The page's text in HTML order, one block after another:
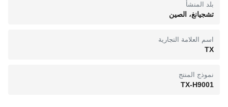
بلد المنشأ
تشجيانغ، الصين
اسم العلامة التجارية
TX
نموذج المنتج
TX-H9001